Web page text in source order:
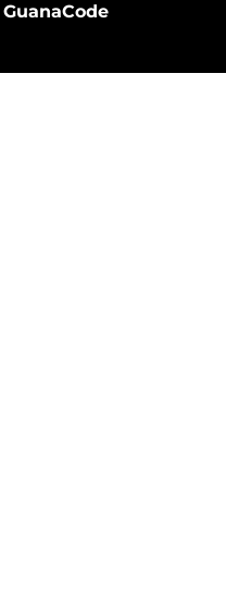
GuanaCode